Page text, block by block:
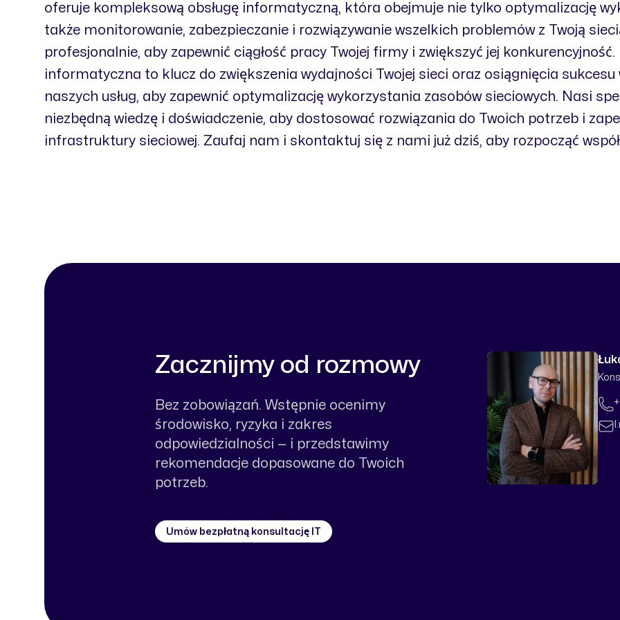
oferuje kompleksową obsługę informatyczną, która obejmuje nie tylko optymalizację
także monitorowanie, zabezpieczanie i rozwiązywanie wszelkich problemów z Twoją
profesjonalnie, aby zapewnić ciągłość pracy Twojej firmy i zwiększyć jej konkurencyjność.
informatyczna to klucz do zwiększenia wydajności Twojej sieci oraz osiągnięcia
naszych usług, aby zapewnić optymalizację wykorzystania zasobów sieciowych. Nasi
niezbędną wiedzę i doświadczenie, aby dostosować rozwiązania do Twoich potrzeb i
infrastruktury sieciowej. Zaufaj nam i skontaktuj się z nami już dziś, aby rozpocząć
Zacznijmy od rozmowy
Bez zobowiązań. Wstępnie ocenimy
środowisko, ryzyka i zakres
odpowiedzialności — i przedstawimy
rekomendacje dopasowane do Twoich
potrzeb.
Umów bezpłatną konsultację IT